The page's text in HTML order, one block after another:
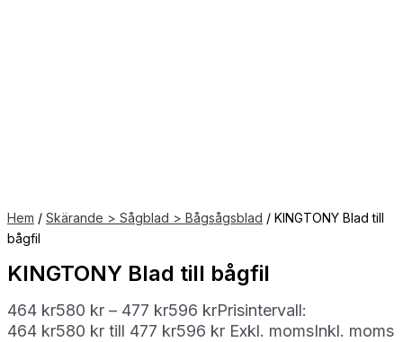
Hem / Skärande > Sågblad > Bågsågsblad / KINGTONY Blad till
bågfil
KINGTONY Blad till bågfil
464 kr580 kr – 477 kr596 krPrisintervall:
464 kr580 kr till 477 kr596 kr Exkl. momsInkl. moms